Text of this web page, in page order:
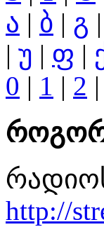
ა | ბ | გ |
| უ | ფ | ქ
0 | 1 | 2 |
როგორ
http://